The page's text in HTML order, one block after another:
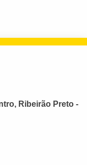
Ribeirão Preto -